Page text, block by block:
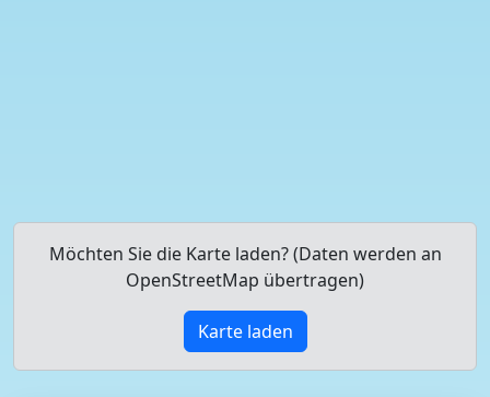
Möchten Sie die Karte laden? (Daten werden an
OpenStreetMap übertragen)
Karte laden